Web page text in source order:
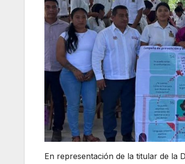
En representación de la titular de la